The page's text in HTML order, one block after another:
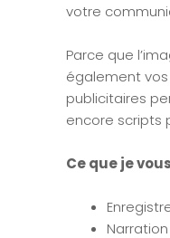
votre
Parce que
également
publicitaires
encore scripts
Ce que je